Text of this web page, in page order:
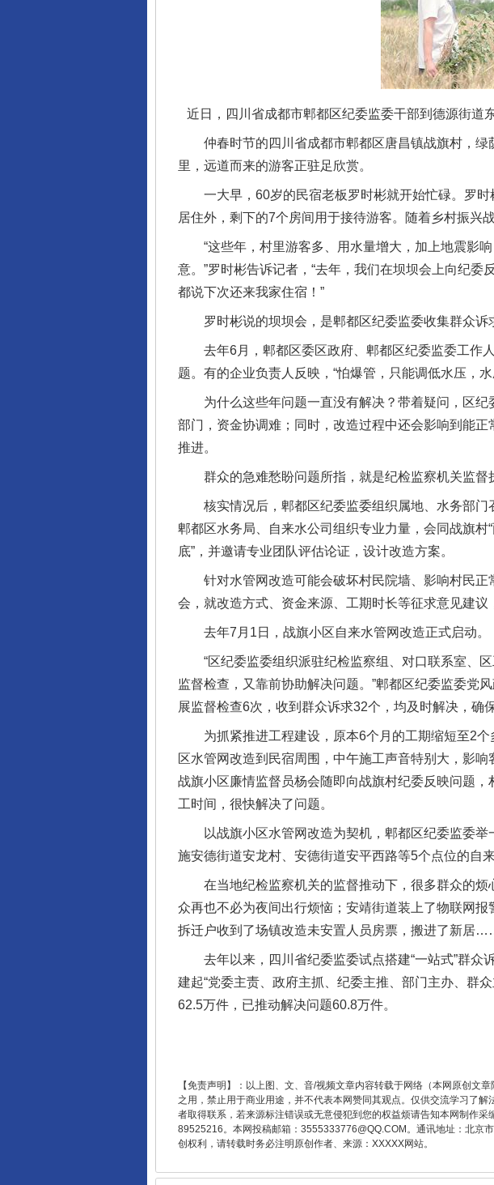
近日，四川省成都市郫都区纪委监委干部到德源街道
仲春时节的四川省成都市郫都区唐昌镇战旗村，绿
里，远道而来的游客正驻足欣赏。
一大早，60岁的民宿老板罗时彬就开始忙碌。罗时
居住外，剩下的7个房间用于接待游客。随着乡村振兴
“这些年，村里游客多、用水量增大，加上地震影响
意。”罗时彬告诉记者，“去年，我们在坝坝会上向纪
都说下次还来我家住宿！”
罗时彬说的坝坝会，是郫都区纪委监委收集群众诉
去年6月，郫都区委区政府、郫都区纪委监委工作人
题。有的企业负责人反映，“怕爆管，只能调低水压，
为什么这些年问题一直没有解决？带着疑问，区纪
部门，资金协调难；同时，改造过程中还会影响到能
推进。
群众的急难愁盼问题所指，就是纪检监察机关监督
核实情况后，郫都区纪委监委组织属地、水务部门
郫都区水务局、自来水公司组织专业力量，会同战旗村
底”，并邀请专业团队评估论证，设计改造方案。
针对水管网改造可能会破坏村民院墙、影响村民正
会，就改造方式、资金来源、工期时长等征求意见建议
去年7月1日，战旗小区自来水管网改造正式启动。
“区纪委监委组织派驻纪检监察组、对口联系室、区
监督检查，又靠前协助解决问题。”郫都区纪委监委党
展监督检查6次，收到群众诉求32个，均及时解决，确
为抓紧推进工程建设，原本6个月的工期缩短至2个
区水管网改造到民宿周围，中午施工声音特别大，影
战旗小区廉情监督员杨会随即向战旗村纪委反映问题
工时间，很快解决了问题。
以战旗小区水管网改造为契机，郫都区纪委监委举
施安德街道安龙村、安德街道安平西路等5个点位的自
在当地纪检监察机关的监督推动下，很多群众的烦
众再也不必为夜间出行烦恼；安靖街道装上了物联网
拆迁户收到了场镇改造未安置人员房票，搬进了新居
去年以来，四川省纪委监委试点搭建“一站式”群众诉
建起“党委主责、政府主抓、纪委主推、部门主办、群
62.5万件，已推动解决问题60.8万件。
【免责声明】：以上图、文、音/视频文章内容转载于网络（本网原创文
之用，禁止用于商业用途，并不代表本网赞同其观点。仅供交流学习了
者取得联系，若来源标注错误或无意侵犯到您的权益烦请告知本网制作
89525216。本网投稿邮箱：3555333776@QQ.COM。通讯地址：北京
创权利，请转载时务必注明原创作者、来源：XXXXX网站。
完善运行机制助力责任有效落实 一纸